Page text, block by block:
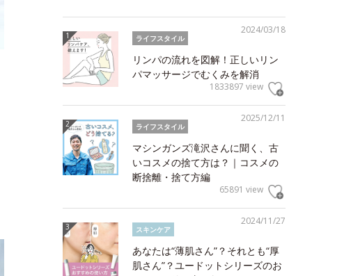
2024/03/18
ライフスタイル
リンパの流れを図解！正しいリン
パマッサージでむくみを解消
1833897 view
2025/12/11
ライフスタイル
マシンガンズ滝沢さんに聞く、古
いコスメの捨て方は？｜コスメの
断捨離・捨て方編
65891 view
2024/11/27
スキンケア
あなたは“薄肌さん”？それとも“厚
肌さん”？ユードットシリーズのお